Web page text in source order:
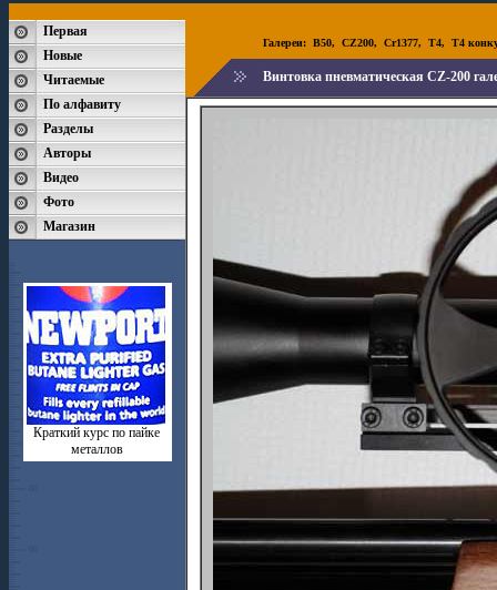
Первая
Новые
Читаемые
По алфавиту
Разделы
Авторы
Видео
Фото
Магазин
Краткий курс по пайке
металлов
Галереи: B50, CZ200, Cr1377, T4, T4
Винтовка пневматическая CZ-200